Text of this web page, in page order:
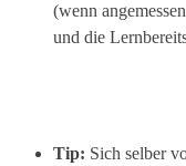
(wenn
und die
Tip: Sich selber